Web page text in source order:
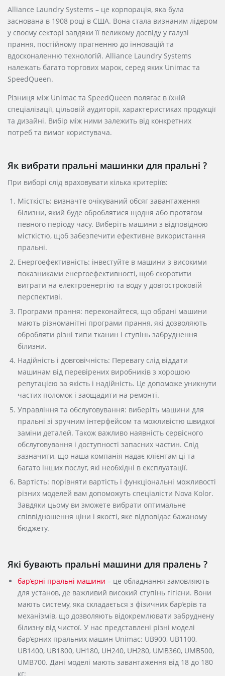
Alliance Laundry Systems – це корпорація, яка була
заснована в 1908 році в США. Вона стала визнаним лідером
у своєму секторі завдяки її великому досвіду у галузі
прання, постійному прагненню до інновацій та
вдосконаленню технологій. Alliance Laundry Systems
належать багато торгових марок, серед яких Unimac та
SpeedQueen.
Різниця між Unimac та SpeedQueen полягає в їхній
спеціалізації, цільовій аудиторії, характеристиках продукції
та дизайні. Вибір між ними залежить від конкретних
потреб та вимог користувача.
Як вибрати пральні машинки для пральні ?
При виборі слід враховувати кілька критеріїв:
Місткість: визначте очікуваний обсяг завантаження
білизни, який буде оброблятися щодня або протягом
певного періоду часу. Виберіть машини з відповідною
місткістю, щоб забезпечити ефективне використання
пральні.
Енергоефективність: інвестуйте в машини з високими
показниками енергоефективності, щоб скоротити
витрати на електроенергію та воду у довгостроковій
перспективі.
Програми прання: переконайтеся, що обрані машини
мають різноманітні програми прання, які дозволяють
обробляти різні типи тканин і ступінь забруднення
білизни.
Надійність і довговічність: Перевагу слід віддати
машинам від перевірених виробників з хорошою
репутацією за якість і надійність. Це допоможе уникнути
частих поломок і заощадити на ремонті.
Управління та обслуговування: виберіть машини для
пральні зі зручним інтерфейсом та можливістю швидкої
заміни деталей. Також важливо наявність сервісного
обслуговування і доступності запасних частин. Слід
зазначити, що наша компанія надає клієнтам ці та
багато інших послуг, які необхідні в експлуатації.
Вартість: порівняти вартість і функціональні можливості
різних моделей вам допоможуть спеціалісти Nova Kolor.
Завдяки цьому ви зможете вибрати оптимальне
співвідношення ціни і якості, яке відповідає бажаному
бюджету.
Які бувають пральні машини для пралень ?
бар’єрні пральні машини – це обладнання замовляють
для установ, де важливий високий ступінь гігієни. Вони
мають систему, яка складається з фізичних бар’єрів та
механізмів, що дозволяють відокремлювати забруднену
білизну від чистої. У нас представлені різні моделі
бар’єрних пральних машин Unimac: UB900, UB1100,
UB1400, UB1800, UH180, UH240, UH280, UMB360, UMB500,
UMB700. Дані моделі мають завантаження від 18 до 180
кг;